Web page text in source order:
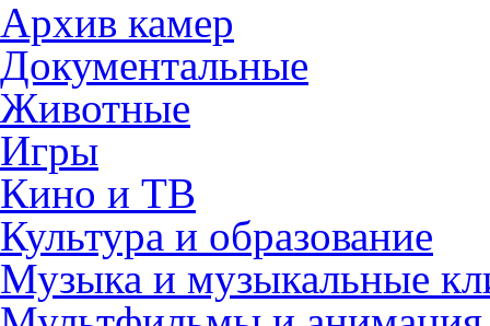
Архив камер
Документальные
Животные
Игры
Кино и ТВ
Культура и образование
Музыка и музыкальные